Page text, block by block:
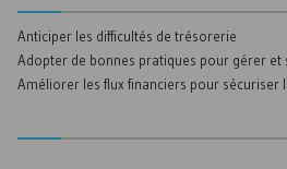
Anticiper les difficultés de trésorerie
Adopter de bonnes pratiques pour gérer
Améliorer les flux financiers pour sécuriser